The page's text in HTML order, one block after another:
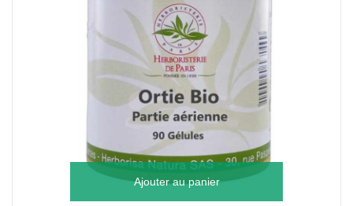
Ajouter au panier